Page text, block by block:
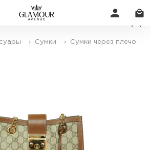
› Сумки › Сумки через плечо